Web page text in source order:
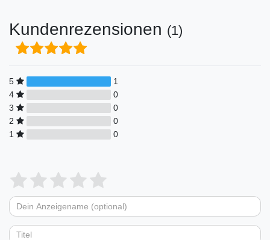
Kundenrezensionen (1)
5
1
4
0
3
0
2
0
1
0
Bewertungssterne
von
5
4
von
5
3
von
5
2
von
5
1
von
5
Anzeigename